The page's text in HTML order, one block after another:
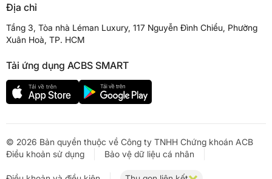
Địa chỉ
Tầng 3, Tòa nhà Léman Luxury, 117 Nguyễn Đình Chiểu, Phường
Xuân Hoà, TP. HCM
Tải ứng dụng ACBS SMART
© 2026 Bản quyền thuộc về Công ty TNHH Chứng khoán ACB
Điều khoản sử dụng
Bảo vệ dữ liệu cá nhân